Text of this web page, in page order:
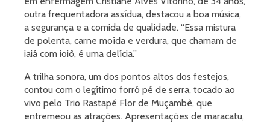
outra frequentadora assídua, destacou a boa música,
a segurança e a comida de qualidade. “Essa mistura
de polenta, carne moída e verdura, que chamam de
iaiá com ioiô, é uma delícia.”
A trilha sonora, um dos pontos altos dos festejos,
contou com o legítimo forró pé de serra, tocado ao
vivo pelo Trio Rastapé Flor de Muçambê, que
entremeou as atrações. Apresentações de maracatu,